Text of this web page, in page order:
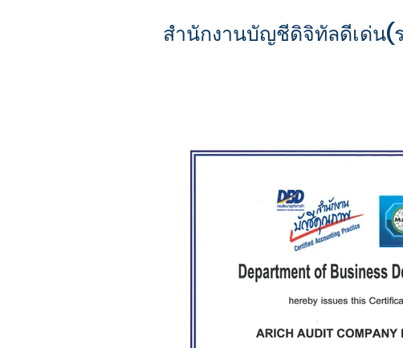
สำนักงานบัญชีดิจิทัลดีเด่น(